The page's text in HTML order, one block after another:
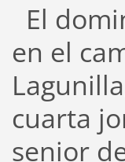
El
en el
cuarta
senior